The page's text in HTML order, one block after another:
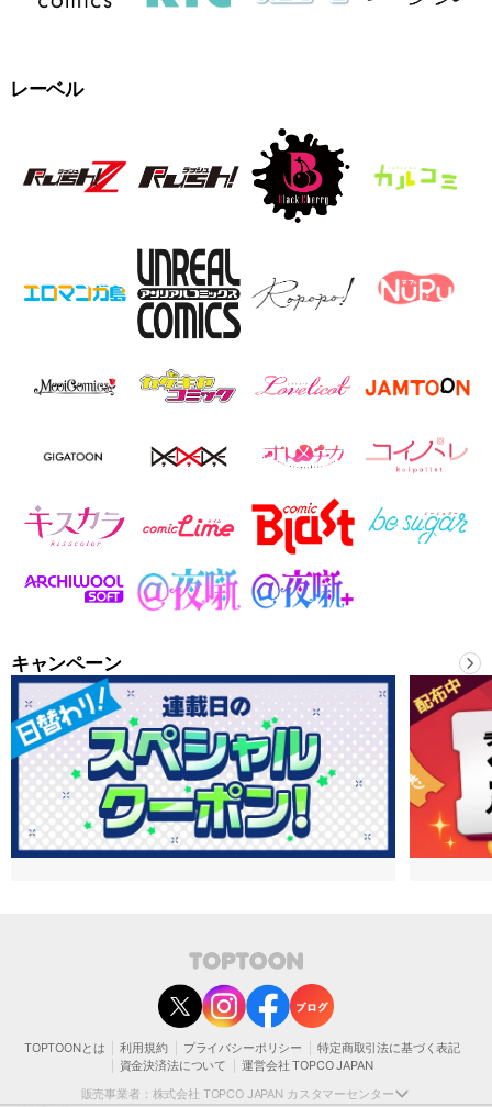
レーベル
キャンペーン
TOPTOONとは 利用規約 プライバシーポリシー
特定商取引法に基づく表記
資金決済法について
運営会社 TOPCO JAPAN
販売事業者：株式会社 TOPCO JAPAN カスタマーセンター
contact@toptoon.jp
カスタマーセンター受付時間 10：30～13：00、14：00～18：30（土・日・祝日は
除く）
営業時間外にいただいたお問い合わせは、翌営業日以降にご対応いたしますことをご
了承ください。
モバイルやパソコンの迷惑メール対策等により、弊社からお送りするメールが正しく
届かない場合がございます。
受信できるよう設定をお願い申し上げます。